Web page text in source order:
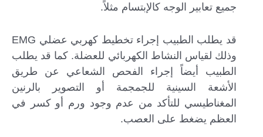
جميع تعابير الوجه كالإبتسام مثلاً.
قد يطلب الطبيب إجراء تخطيط كهربي عضلي EMG
وذلك لقياس النشاط الكهربائي للعضلة. كما قد يطلب
الطبيب أيضاً إجراء الفحص الشعاعي عن طريق
الأشعة السينية للجمجمة أو التصوير بالرنين
المغناطيسي للتأكد من عدم وجود ورم أو كسر في
العظم يضغط على العصب.